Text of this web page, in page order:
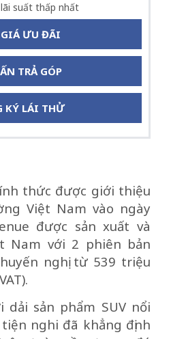
suất thấp nhất
GIÁ ƯU ĐÃI
TRẢ GÓP
KÝ LÁI THỬ
thức được giới thiệu
Việt Nam vào ngày
được sản xuất và
Nam với 2 phiên bản
nghị từ 539 triệu
dải sản phẩm SUV nổi
nghi đã khẳng định